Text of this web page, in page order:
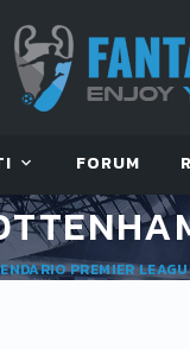
FORUM
PREMIER